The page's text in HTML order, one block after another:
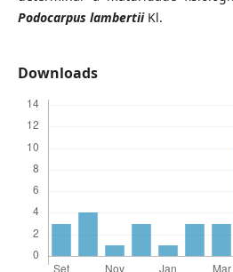
Podocarpus lambertiiKl.
Downloads